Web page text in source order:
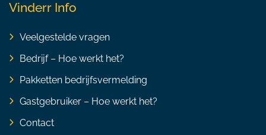
Vinderr Info
Veelgestelde vragen
Bedrijf – Hoe werkt het?
Pakketten bedrijfsvermelding
Gastgebruiker – Hoe werkt het?
Contact